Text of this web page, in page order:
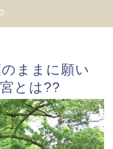
ままに願い
とは??